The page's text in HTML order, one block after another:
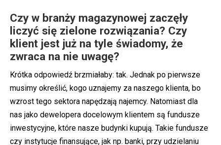
Czy w branży magazynowej zaczęły
liczyć się zielone rozwiązania? Czy
klient jest już na tyle świadomy, że
zwraca na nie uwagę?
Krótka odpowiedź brzmiałaby: tak. Jednak po pierwsze
musimy określić, kogo uznajemy za naszego klienta, bo
wzrost tego sektora napędzają najemcy. Natomiast dla
nas jako dewelopera docelowym klientem są fundusze
inwestycyjne, które nasze budynki kupują. Takie fundusze
czy instytucje finansujące, jak np. banki, przy udzielaniu